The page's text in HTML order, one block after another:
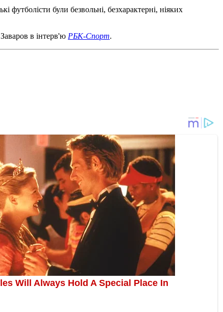
футболісти були безвольні, безхарактерні, ніяких
в інтерв'ю РБК-Спорт.